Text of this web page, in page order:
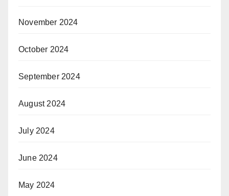
November 2024
October 2024
September 2024
August 2024
July 2024
June 2024
May 2024